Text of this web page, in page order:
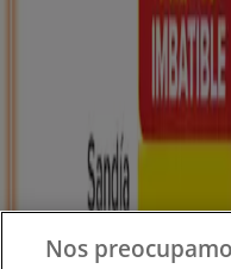
¿Qué hacemos?
Soluciones para
Noticias y prensa
Trabaja con
Nos